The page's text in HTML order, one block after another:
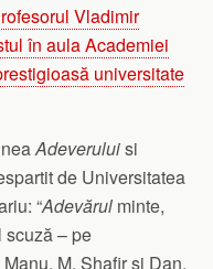
Vladimir
în aula Academiei
universitate
Adeveruluisi
de Universitatea
“Adevărul minte,
scuză – pe
M. Shafir si Dan,